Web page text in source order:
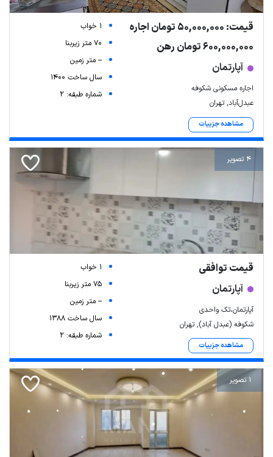
قیمت: 50,000,000 تومان اجاره
600,000,000 تومان رهن
آپارتمان
اجاره مسکونی شکوفه
عبدل‌آباد, تهران
مشاهده جزییات
1 خواب
70 متر زیربنا
-- متر زمین
سال ساخت 1400
شماره طبقه: 2
4 تصویر
قیمت توافقی
آپارتمان
آپارتمان،تک واحدی
شکوفه (عبدل آباد), تهران
مشاهده جزییات
1 خواب
75 متر زیربنا
-- متر زمین
سال ساخت 1388
شماره طبقه: 2
1 تصویر